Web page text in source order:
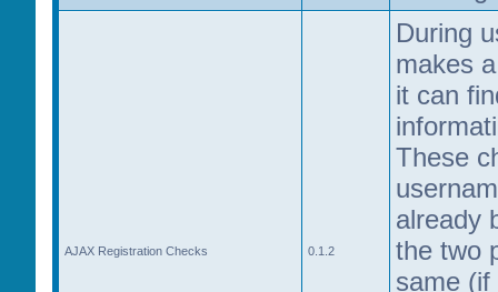
AJAX Registration Checks 0.1.2
During
makes
it can
These
already
the two
same (if